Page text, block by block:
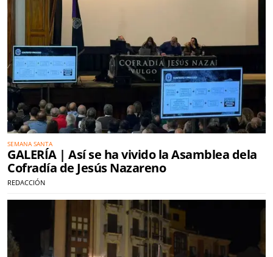
SEMANA SANTA
GALERÍA | Así se ha vivido la Asamblea dela
Cofradía de Jesús Nazareno
REDACCIÓN